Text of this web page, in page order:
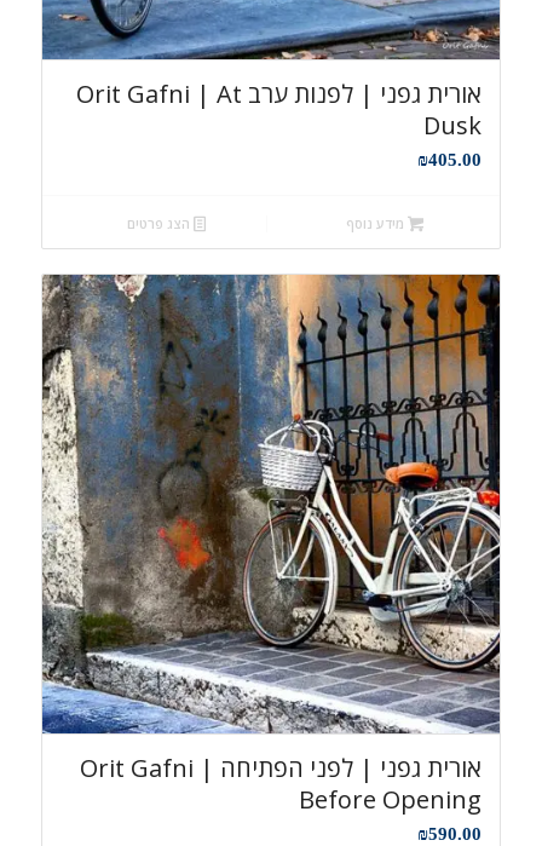
אורית גפני | לפנות ערב Orit Gafni | At
Dusk
₪405.00
מידע נוסף הצג פרטים
אורית גפני | לפני הפתיחה Orit Gafni |
Before Opening
₪590.00